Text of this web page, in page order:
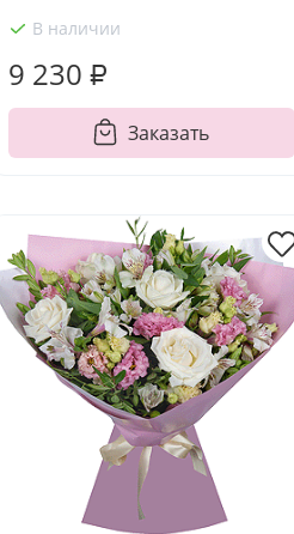
В наличии
9 230 ₽
Заказать